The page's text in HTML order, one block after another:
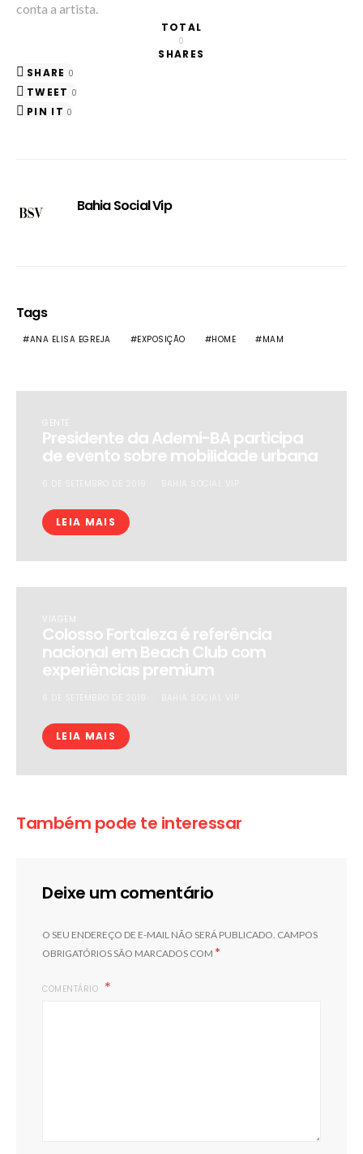
conta a artista.
TOTAL
0
SHARES
SHARE 0
TWEET 0
PIN IT 0
Bahia Social Vip
Tags
ANA ELISA EGREJA EXPOSIÇÃO HOME MAM
GENTE
Presidente da Ademi-BA participa
de evento sobre mobilidade urbana
LEIA MAIS
VIAGEM
Colosso Fortaleza é referência
nacional em Beach Club com
experiências premium
LEIA MAIS
Também pode te interessar
Deixe um comentário
O SEU ENDEREÇO DE E-MAIL NÃO SERÁ PUBLICADO. CAMPOS
OBRIGATÓRIOS SÃO MARCADOS COM *
COMENTÁRIO